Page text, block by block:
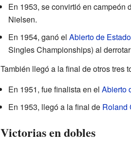
En 1953, se convirtió en campeón
Nielsen.
En 1954, ganó el Abierto de
Singles Championships) al
También llegó a la final de otros tres
En 1951, fue finalista en el Abierto
En 1953, llegó a la final de Roland
Victorias en dobles